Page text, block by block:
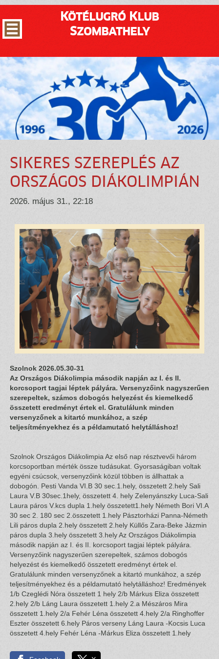
Kötélugró Klub
Szombathely
SIKERES SZEREPLÉS AZ
ORSZÁGOS DIÁKOLIMPIÁN
2026. május 31., 22:18
Szolnok 2026.05.30-31
Az Országos Diákolimpia második napján az I. és II.
korcsoport tagjai léptek pályára. Versenyzőink nagyszerűen
szerepeltek, számos dobogós helyezést és kiemelkedő
összetett eredményt értek el. Gratulálunk minden
versenyzőnek a kitartó munkához, a szép
teljesítményekhez és a példamutató helytálláshoz!
Szolnok Országos Diákolimpia Az első nap résztvevői három
korcsoportban mérték össze tudásukat. Gyorsaságiban voltak
egyéni csúcsok, versenyzőink közül többen is állhattak a
dobogón. Pesti Vanda VI.B 30 sec.1.hely, összetett 2.hely Sali
Laura V.B 30sec.1hely, összetett 4. hely Zelenyánszky Luca-Sali
Laura páros V.kcs dupla 1.hely összetett1.hely Németh Bori VI.A
30 sec 2. 180 sec 2.összetett 1.hely Pásztorházi Panna-Németh
Lili páros dupla 2.hely összetett 2.hely Küllős Zara-Beke Jázmin
páros dupla 3.hely összetett 3.hely Az Országos Diákolimpia
második napján az I. és II. korcsoport tagjai léptek pályára.
Versenyzőink nagyszerűen szerepeltek, számos dobogós
helyezést és kiemelkedő összetett eredményt értek el.
Gratulálunk minden versenyzőnek a kitartó munkához, a szép
teljesítményekhez és a példamutató helytálláshoz! Eredmények
1/b Czeglédi Nóra összetett 1 hely 2/b Márkus Eliza összetett
2.hely 2/b Láng Laura összetett 1.hely 2.a Mészáros Mira
összetett 1.hely 2/a Fehér Léna összetett 4.hely 2/a Ringhoffer
Eszter összetett 6.hely Páros verseny Láng Laura -Kocsis Luca
összetett 4.hely Fehér Léna -Márkus Eliza összetett 1.hely